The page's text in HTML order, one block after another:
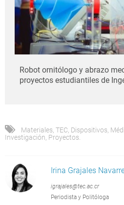
Robot ornitólogo y abrazo
proyectos estudiantiles de
Materiales, TEC, Dispositivos,
Investigación, Proyectos.
Irina Grajales
igrajales@tec.ac.cr
Periodista y Politóloga